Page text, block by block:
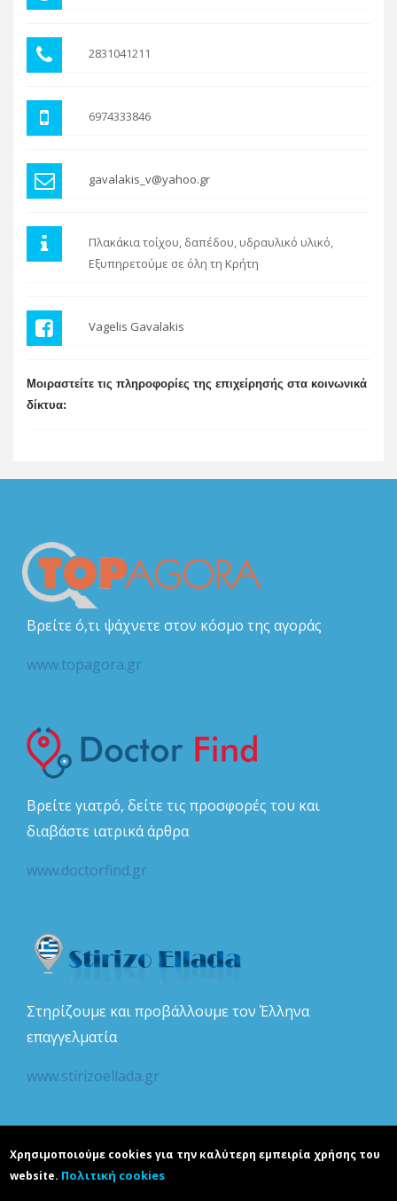
2831041211
6974333846
gavalakis_v@yahoo.gr
Πλακάκια τοίχου, δαπέδου, υδραυλικό υλικό,
Εξυπηρετούμε σε όλη τη Κρήτη
Vagelis Gavalakis
Μοιραστείτε τις πληροφορίες της επιχείρησής στα κοινωνικά
δίκτυα:
Βρείτε ό,τι ψάχνετε στον κόσμο της αγοράς
www.topagora.gr
Βρείτε γιατρό, δείτε τις προσφορές του και
διαβάστε ιατρικά άρθρα
www.doctorfind.gr
Στηρίζουμε και προβάλλουμε τον Έλληνα
επαγγελματία
www.stirizoellada.gr
Χρησιμοποιούμε cookies για την καλύτερη εμπειρία χρήσης του
website. Πολιτική cookies